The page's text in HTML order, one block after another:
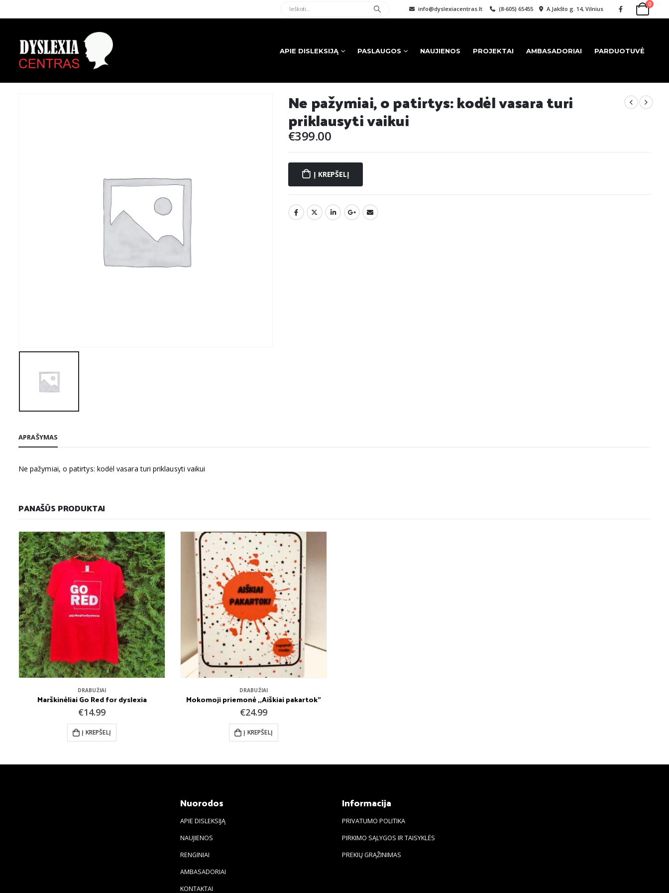
info@dyslexiacentras.lt (8-605) 65455 A.Jakšto g. 14, Vilnius
0
APIE DISLEKSIJĄ PASLAUGOS NAUJIENOS PROJEKTAI AMBASADORIAI PARDUOTUVĖ
Ne pažymiai, o patirtys: kodėl vasara turi
priklausyti vaikui
€399.00
Į KREPŠELĮ
APRAŠYMAS
Ne pažymiai, o patirtys: kodėl vasara turi priklausyti vaikui
PANAŠŪS PRODUKTAI
DRABUŽIAI
Marškinėliai Go Red for dyslexia
€14.99
Į KREPŠELĮ
DRABUŽIAI
Mokomoji priemonė ,,Aiškiai pakartok”
€24.99
Į KREPŠELĮ
Nuorodos
APIE DISLEKSIJĄ
NAUJIENOS
RENGINIAI
AMBASADORIAI
KONTAKTAI
Informacija
PRIVATUMO POLITIKA
PIRKIMO SĄLYGOS IR TAISYKLĖS
PREKIŲ GRĄŽINIMAS